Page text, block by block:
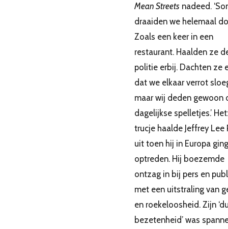
Mean Streets nadeed.
draaiden we helemaal
Zoals een keer in een
restaurant. Haalden ze
politie erbij. Dachten ze
dat we elkaar verrot
maar wij deden gewoon
dagelijkse spelletjes.’
trucje haalde Jeffrey Lee
uit toen hij in Europa ging
optreden. Hij boezemde
ontzag in bij pers en
met een uitstraling van
en roekeloosheid. Zijn
bezetenheid’ was